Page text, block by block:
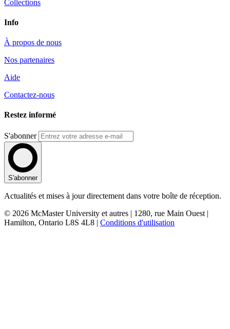
Collections
Info
À propos de nous
Nos partenaires
Aide
Contactez-nous
Restez informé
S'abonner
S'abonner
Actualités et mises à jour directement dans votre boîte de réception.
© 2026 McMaster University et autres | 1280, rue Main Ouest |
Hamilton, Ontario L8S 4L8 | Conditions d'utilisation